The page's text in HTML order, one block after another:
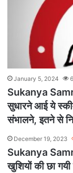
January 5, 2024
Sukanya
सुधारने आई ये
संभालने, इतने से
December 19, 2023
Sukanya
खुशियों की छा